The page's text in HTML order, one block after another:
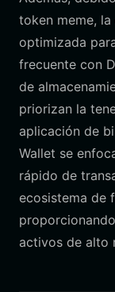
token meme,
optimizada
frecuente con
de
priorizan la
aplicación de
Wallet se
rápido de
ecosistema de
activos de alto